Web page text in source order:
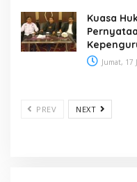
Kuasa
Jumat, 17
PREV NEXT